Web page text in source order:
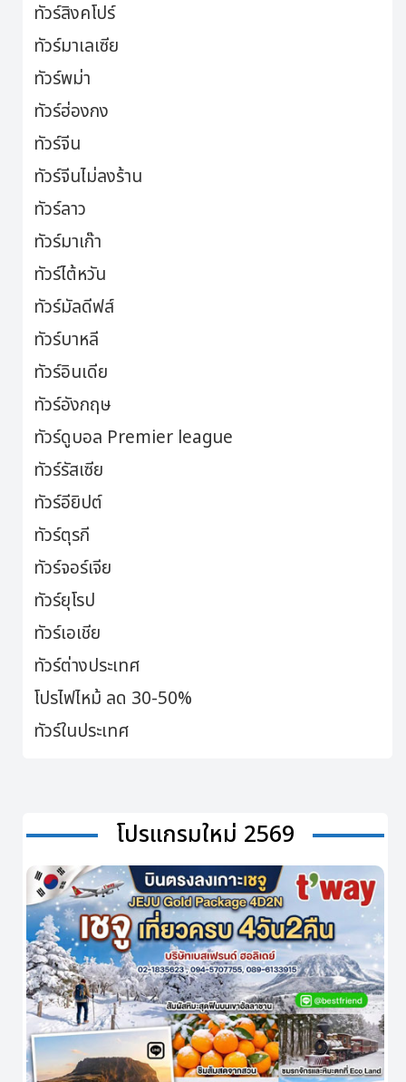
ทัวร์สิงคโปร์
ทัวร์มาเลเซีย
ทัวร์พม่า
ทัวร์ฮ่องกง
ทัวร์จีน
ทัวร์จีนไม่ลงร้าน
ทัวร์ลาว
ทัวร์มาเก๊า
ทัวร์ไต้หวัน
ทัวร์มัลดีฟส์
ทัวร์บาหลี
ทัวร์อินเดีย
ทัวร์อังกฤษ
ทัวร์ดูบอล Premier league
ทัวร์รัสเซีย
ทัวร์อียิปต์
ทัวร์ตุรกี
ทัวร์จอร์เจีย
ทัวร์ยุโรป
ทัวร์เอเชีย
ทัวร์ต่างประเทศ
โปรไฟไหม้ ลด 30-50%
ทัวร์ในประเทศ
โปรแกรมใหม่ 2569